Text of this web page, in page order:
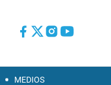
MEDIOS